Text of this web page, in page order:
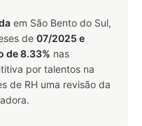
em São Bento do Sul,
de 07/2025 e
de 8.33% nas
por talentos na
de RH uma revisão da